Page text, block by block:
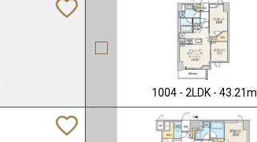
1004 - 2LDK - 43.21m